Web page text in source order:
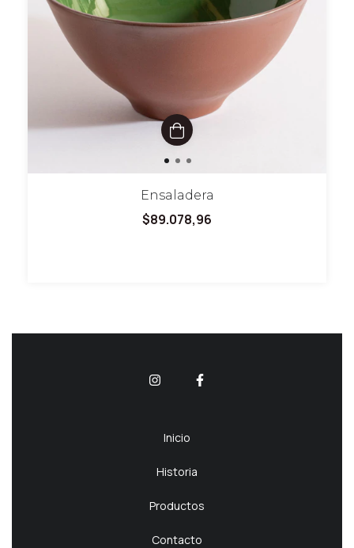
Ensaladera
$89.078,96
Inicio
Historia
Productos
Contacto